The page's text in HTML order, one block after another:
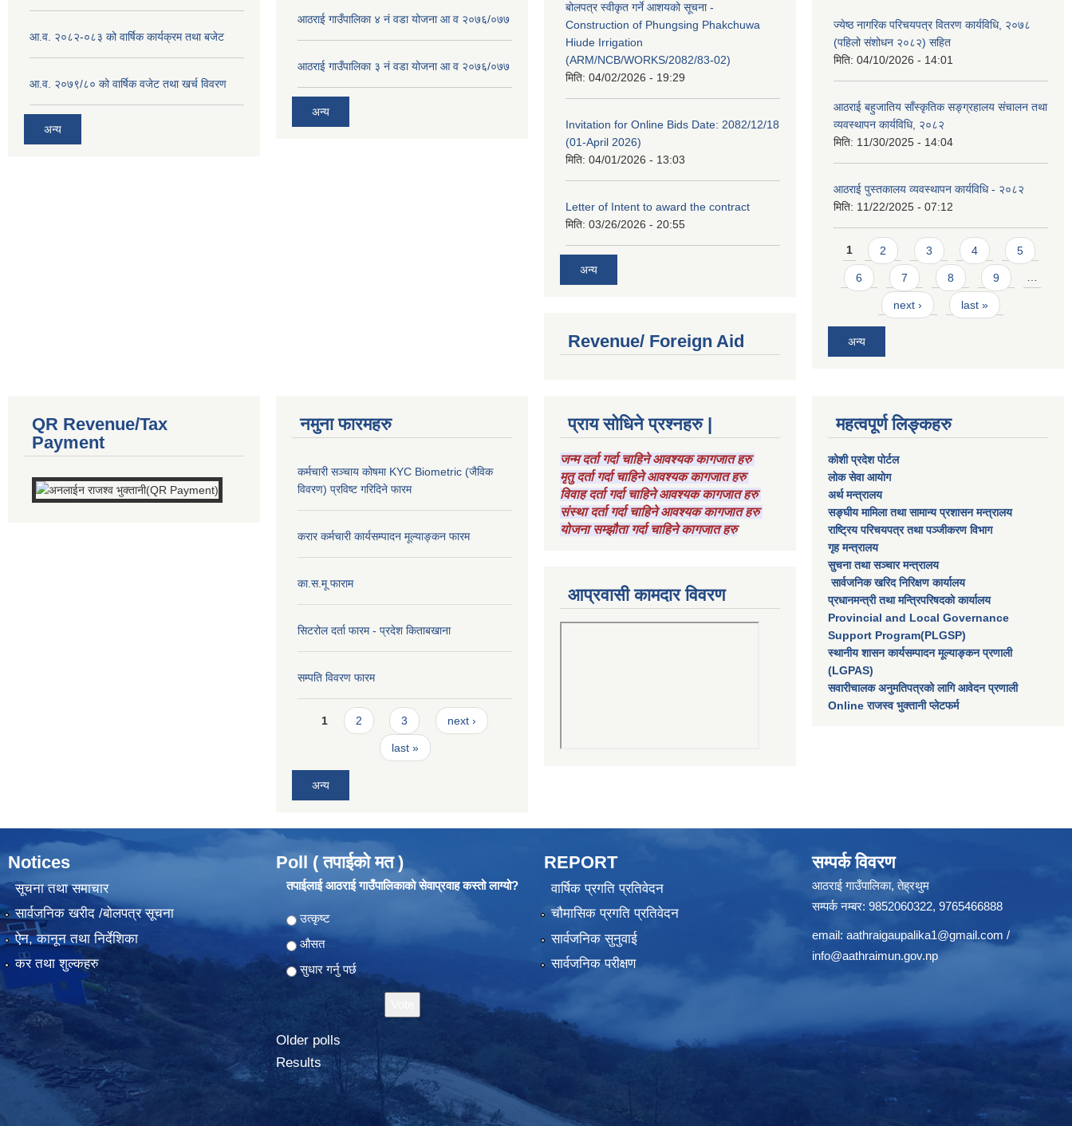
आ.व. २०८२-०८३ को वार्षिक कार्यक्रम तथा बजेट
आ.व. २०७९/८० को वार्षिक वजेट तथा खर्च विवरण
अन्य
आठराई गाउँपालिका ४ नं वडा योजना आ व २०७६/०७७
आठराई गाउँपालिका ३ नं वडा योजना आ व २०७६/०७७
अन्य
बोलपत्र स्वीकृत गर्ने आशयको सूचना -
Construction of Phungsing Phakchuwa
Hiude Irrigation
(ARM/NCB/WORKS/2082/83-02)
मिति: 04/02/2026 - 19:29
Invitation for Online Bids Date: 2082/12/18
(01-April 2026)
मिति: 04/01/2026 - 13:03
Letter of Intent to award the contract
मिति: 03/26/2026 - 20:55
अन्य
Revenue/ Foreign Aid
ज्येष्ठ नागरिक परिचयपत्र वितरण कार्यविधि, २०७८
(पहिलो संशोधन २०८२) सहित
मिति: 04/10/2026 - 14:01
आठराई बहुजातिय साँस्कृतिक सङ्ग्रहालय संचालन तथा
व्यवस्थापन कार्यविधि, २०८२
मिति: 11/30/2025 - 14:04
आठराई पुस्तकालय व्यवस्थापन कार्यविधि - २०८२
मिति: 11/22/2025 - 07:12
Pages
1 2 3 4 5
6 7 8 9 …
next › last »
अन्य
QR Revenue/Tax
Payment
नमुना फारमहरु
कर्मचारी सञ्चाय कोषमा KYC Biometric (जैविक
विवरण) प्रविष्ट गरिदिने फारम
करार कर्मचारी कार्यसम्पादन मूल्याङ्कन फारम
का.स.मू फाराम
सिटरोल दर्ता फारम - प्रदेश किताबखाना
सम्पति विवरण फारम
Pages
1 2 3 next ›
last »
अन्य
प्राय सोधिने प्रश्नहरु |
जन्म दर्ता गर्दा चाहिने आवश्यक कागजात हरु
मृतु दर्ता गर्दा चाहिने आवश्यक कागजात हरु
विवाह दर्ता गर्दा चाहिने आवश्यक कागजात हरु
संस्था दर्ता गर्दा चाहिने आवश्यक कागजात हरु
योजना सम्झौता गर्दा चाहिने कागजात हरु
आप्रवासी कामदार विवरण
महत्वपूर्ण लिङ्कहरु
कोशी प्रदेश पोर्टल
लाेक सेवा आयाेग
अर्थ मन्त्रालय
सङ्घीय मामिला तथा सामान्य प्रशासन मन्त्रालय
राष्‍ट्रिय परिचयपत्र तथा पञ्‍जीकरण विभाग
गृह मन्त्रालय
सुचना तथा सञ्चार मन्त्रालय
सार्वजनिक खरिद निरिक्षण कार्यालय
प्रधानमन्त्री तथा मन्त्रिपरिषदकाे कार्यालय
Provincial and Local Governance
Support Program(PLGSP)
स्थानीय शासन कार्यसम्पादन मूल्याङ्कन प्रणाली
(LGPAS)
सवारीचालक अनुमतिपत्रको लागि आवेदन प्रणाली
Online राजस्व भुक्तानी प्लेटफर्म
Notices
सूचना तथा समाचार
सार्वजनिक खरीद /बोलपत्र सूचना
ऐन, कानून तथा निर्देशिका
कर तथा शुल्कहरु
Poll ( तपाईको मत )
तपाईलाई आठराई गाउँपालिकाको सेवाप्रवाह कस्तो लाग्यो?
Choices
उत्कृष्ट
औसत
सुधार गर्नु पर्छ
Older polls
Results
REPORT
वार्षिक प्रगति प्रतिवेदन
चौमासिक प्रगति प्रतिवेदन
सार्वजनिक सुनुवाई
सार्वजनिक परीक्षण
सम्पर्क विवरण
आठराई गाउँपालिका, तेह्रथुम
सम्पर्क नम्बर: 9852060322, 9765466888
email: aathraigaupalika1@gmail.com /
info@aathraimun.gov.np